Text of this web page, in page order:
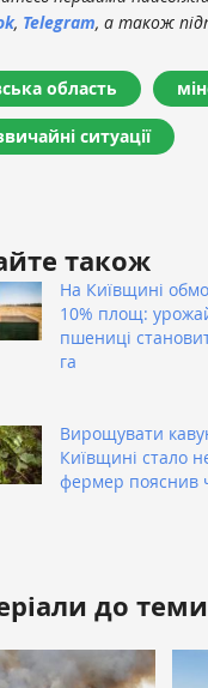
, Telegram, а також
область
ситуації
також
На Київщині
10% площ:
пшениці
га
Вирощувати
Київщині стало
фермер пояснив
до теми